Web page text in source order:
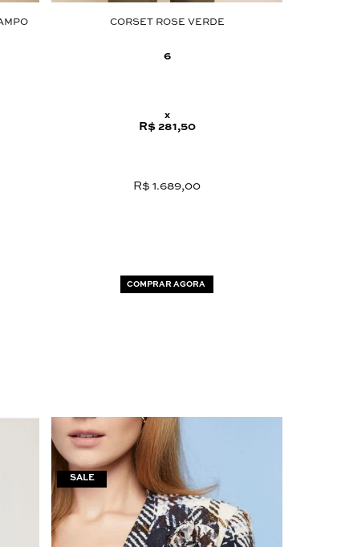
CORSET ROSE VERDE
6
x
R$ 281,50
R$ 1.689,00
COMPRAR AGORA